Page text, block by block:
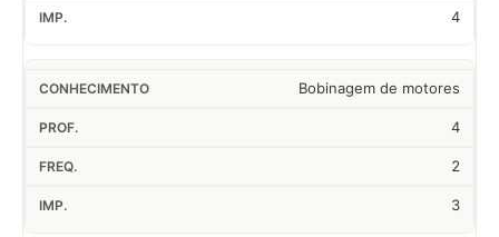
4
Bobinagem de motores
4
2
3